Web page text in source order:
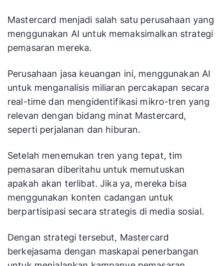
Mastercard menjadi salah satu perusahaan yang
menggunakan AI untuk memaksimalkan strategi
pemasaran mereka.
Perusahaan jasa keuangan ini, menggunakan AI
untuk menganalisis miliaran percakapan secara
real-time dan mengidentifikasi mikro-tren yang
relevan dengan bidang minat Mastercard,
seperti perjalanan dan hiburan.
Setelah menemukan tren yang tepat, tim
pemasaran diberitahu untuk memutuskan
apakah akan terlibat. Jika ya, mereka bisa
menggunakan konten cadangan untuk
berpartisipasi secara strategis di media sosial.
Dengan strategi tersebut, Mastercard
berkejasama dengan maskapai penerbangan